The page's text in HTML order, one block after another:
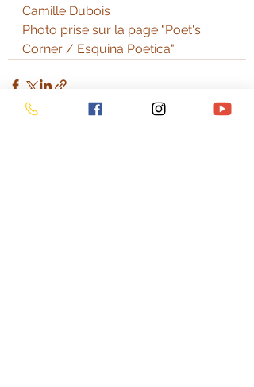
Camille Dubois
Photo prise sur la page "Poet's
Corner / Esquina Poetica"